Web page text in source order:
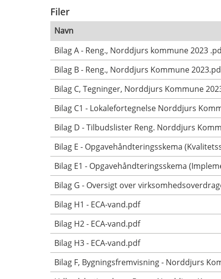
Filer
Navn
Bilag A - Reng., Norddjurs kommune 2023
Bilag B - Reng., Norddjurs Kommune
Bilag C, Tegninger, Norddjurs Kommune
Bilag C1 - Lokalefortegnelse Norddjurs
Bilag D - Tilbudslister Reng. Norddjurs
Bilag E - Opgavehåndteringsskema
Bilag E1 - Opgavehåndteringsskema
Bilag G - Oversigt over
Bilag H1 - ECA-vand.pdf
Bilag H2 - ECA-vand.pdf
Bilag H3 - ECA-vand.pdf
Bilag F, Bygningsfremvisning - Norddjurs